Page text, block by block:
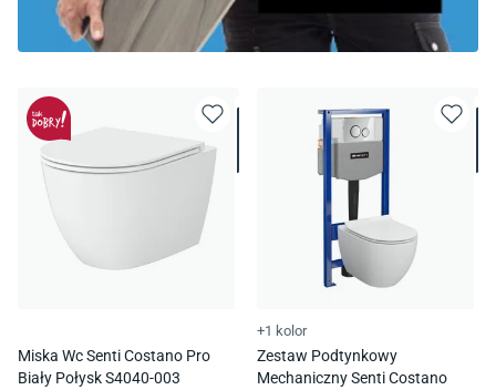
Miska Wc Senti Costano Pro
Biały Połysk S4040-003
+1 kolor
Zestaw Podtynkowy
Mechaniczny Senti Costano